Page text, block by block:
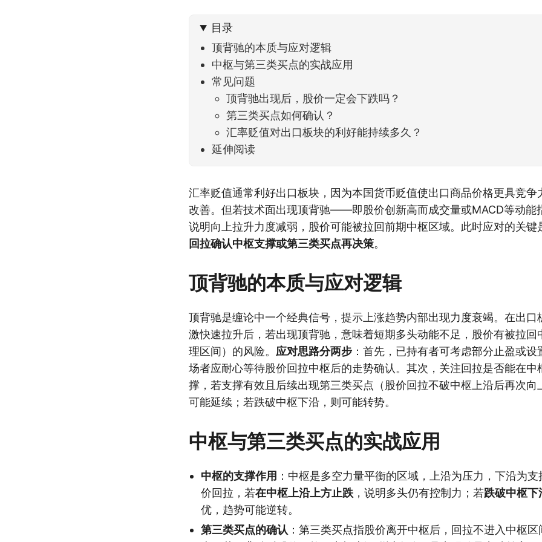
目录
顶背驰的本质与应对逻辑
中枢与第三类买点的实战应用
常见问题
顶背驰出现后，股价一定会下跌吗？
第三类买点如何确认？
汇率贬值对出口板块的利好能持续多久？
延伸阅读
汇率贬值通常利好出口板块，因为本国货币贬值使出口商品价格更具竞争
改善。但若技术面出现顶背驰——即股价创新高而成交量或MACD等动能
说明向上拉升力度减弱，股价可能被拉回前期中枢区域。此时应对的关键
回拉确认中枢支撑或第三类买点再决策。
顶背驰的本质与应对逻辑
顶背驰是缠论中一个经典信号，提示上涨趋势内部出现力度衰竭。在出口
激快速拉升后，若出现顶背驰，意味着短期多头动能不足，股价有被拉回
理区间）的风险。 应对思路分两步 ：首先，已持有者可考虑部分止盈或
场者应耐心等待股价回拉中枢后的走势确认。其次，关注回拉是否能在中
撑，若支撑有效且后续出现第三类买点（股价回拉不破中枢上沿后再次向
可能延续；若跌破中枢下沿，则可能转势。
中枢与第三类买点的实战应用
中枢的支撑作用 ：中枢是多空力量平衡的区域，上沿为压力，下沿为
价回拉，若在中枢上沿上方止跌 ，说明多头仍有控制力；若跌破中枢下
优，趋势可能逆转。
第三类买点的确认 ：第三类买点指股价离开中枢后，回拉不进入中枢